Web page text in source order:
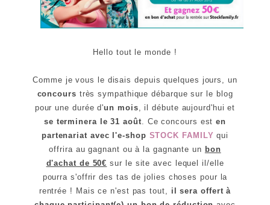
Hello tout le monde !
Comme je vous le disais depuis quelques jours, un
concours très sympathique débarque sur le blog
pour une durée d'un mois, il débute aujourd'hui et
se terminera le 31 août. Ce concours esten
partenariat avec l'e-shop STOCK FAMILY qui
offrira au gagnant ou à la gagnante un bon
d'achat de 50€ sur le site avec lequel il/elle
pourra s'offrir des tas de jolies choses pour la
rentrée ! Mais ce n'est pas tout, il sera offert à